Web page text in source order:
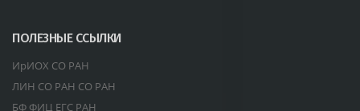
ПОЛЕЗНЫЕ ССЫЛКИ
ИрИОХ СО РАН
ЛИН СО РАН СО РАН
БФ ФИЦ ЕГС РАН